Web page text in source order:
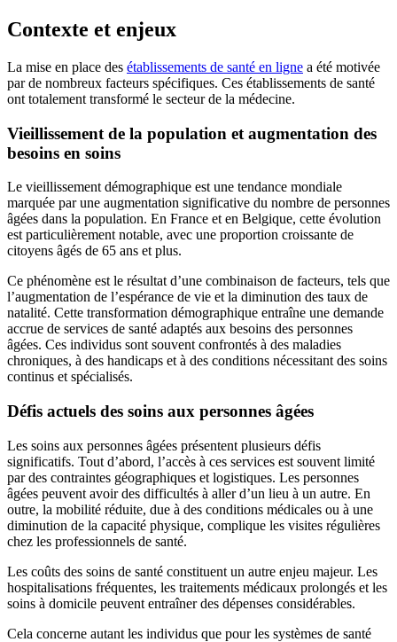
Contexte et enjeux
La mise en place des établissements de santé en ligne a été motivée
par de nombreux facteurs spécifiques. Ces établissements de santé
ont totalement transformé le secteur de la médecine.
Vieillissement de la population et augmentation des
besoins en soins
Le vieillissement démographique est une tendance mondiale
marquée par une augmentation significative du nombre de personnes
âgées dans la population. En France et en Belgique, cette évolution
est particulièrement notable, avec une proportion croissante de
citoyens âgés de 65 ans et plus.
Ce phénomène est le résultat d’une combinaison de facteurs, tels que
l’augmentation de l’espérance de vie et la diminution des taux de
natalité. Cette transformation démographique entraîne une demande
accrue de services de santé adaptés aux besoins des personnes
âgées. Ces individus sont souvent confrontés à des maladies
chroniques, à des handicaps et à des conditions nécessitant des soins
continus et spécialisés.
Défis actuels des soins aux personnes âgées
Les soins aux personnes âgées présentent plusieurs défis
significatifs. Tout d’abord, l’accès à ces services est souvent limité
par des contraintes géographiques et logistiques. Les personnes
âgées peuvent avoir des difficultés à aller d’un lieu à un autre. En
outre, la mobilité réduite, due à des conditions médicales ou à une
diminution de la capacité physique, complique les visites régulières
chez les professionnels de santé.
Les coûts des soins de santé constituent un autre enjeu majeur. Les
hospitalisations fréquentes, les traitements médicaux prolongés et les
soins à domicile peuvent entraîner des dépenses considérables.
Cela concerne autant les individus que pour les systèmes de santé